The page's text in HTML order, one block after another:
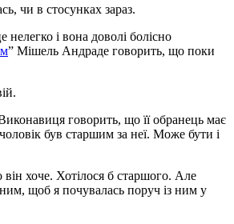
чи в стосунках зараз.
нелегко і вона доволі болісно
” Мішель Андраде говорить, що поки
говорить, що її обранець має
був старшим за неї. Може бути і
хоче. Хотілося б старшого. Але
щоб я почувалась поруч із ним у